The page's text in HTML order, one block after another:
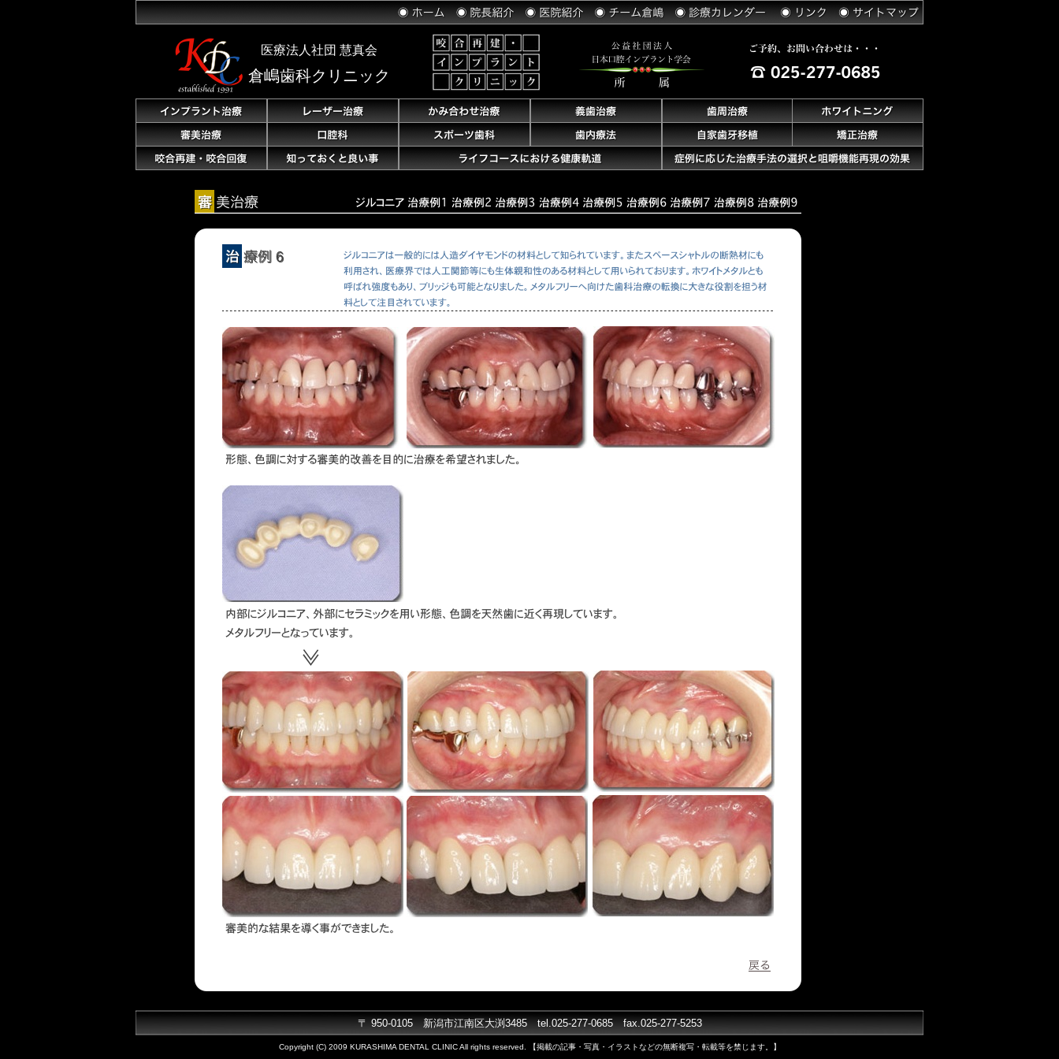
医療法人社団 慧真会
倉嶋歯科クリニック
〒 950-0105 新潟市江南区大渕3485 tel.025-277-0685 fax.025-277-5253
Copyright (C) 2009 KURASHIMA DENTAL CLINIC All rights reserved. 【掲載の記事・写真・イラストなどの無断複写・転載等を禁じます。】